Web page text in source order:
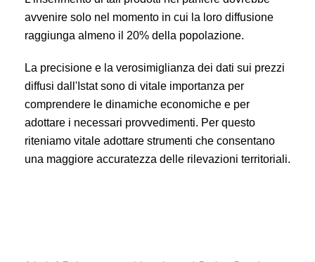
avvenire solo nel momento in cui la loro diffusione
raggiunga almeno il 20% della popolazione.
La precisione e la verosimiglianza dei dati sui prezzi
diffusi dall'Istat sono di vitale importanza per
comprendere le dinamiche economiche e per
adottare i necessari provvedimenti. Per questo
riteniamo vitale adottare strumenti che consentano
una maggiore accuratezza delle rilevazioni territoriali.